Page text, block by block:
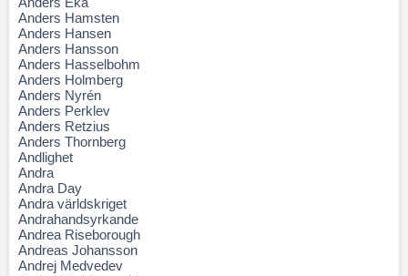
Anders Hamsten
Anders Hansen
Anders Hansson
Anders Hasselbohm
Anders Holmberg
Anders Nyrén
Anders Perklev
Anders Retzius
Anders Thornberg
Andlighet
Andra
Andra Day
Andra världskriget
Andrahandsyrkande
Andrea Riseborough
Andreas Johansson
Andrej Medvedev